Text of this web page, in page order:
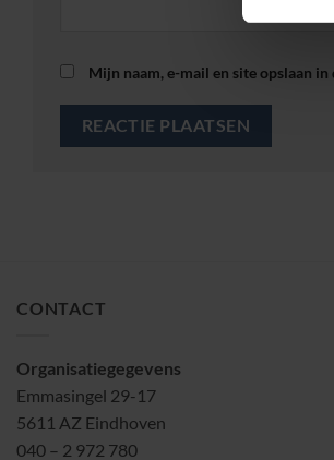
Mijn naam, e-mail en site opslaan
CONTACT
Organisatiegegevens
Emmasingel 29-17
5611 AZ Eindhoven
040 – 2 972 780